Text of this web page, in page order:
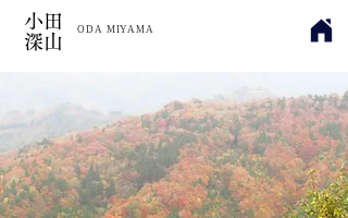
小田
深山
​ODA MIYAMA